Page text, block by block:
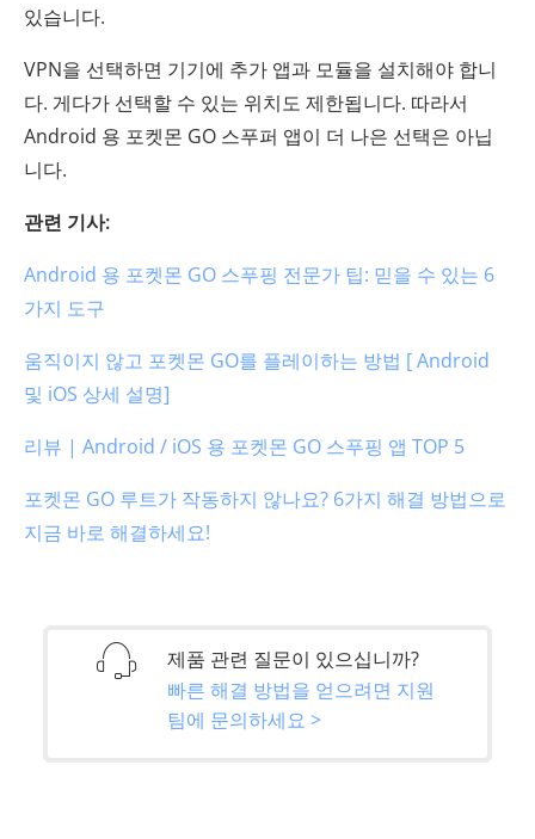
있습니다.
VPN을 선택하면 기기에 추가 앱과 모듈을 설치해야 합니
다. 게다가 선택할 수 있는 위치도 제한됩니다. 따라서
Android 용 포켓몬 GO 스푸퍼 앱이 더 나은 선택은 아닙
니다.
관련 기사:
Android 용 포켓몬 GO 스푸핑 전문가 팁: 믿을 수 있는 6
가지 도구
움직이지 않고 포켓몬 GO를 플레이하는 방법 [ Android
및 iOS 상세 설명]
리뷰 | Android / iOS 용 포켓몬 GO 스푸핑 앱 TOP 5
포켓몬 GO 루트가 작동하지 않나요? 6가지 해결 방법으로
지금 바로 해결하세요!
제품 관련 질문이 있으십니까?
빠른 해결 방법을 얻으려면 지원
팀에 문의하세요 >